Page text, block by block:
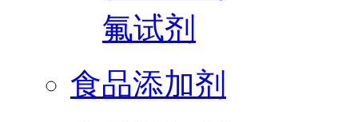
氟试剂
食品添加剂